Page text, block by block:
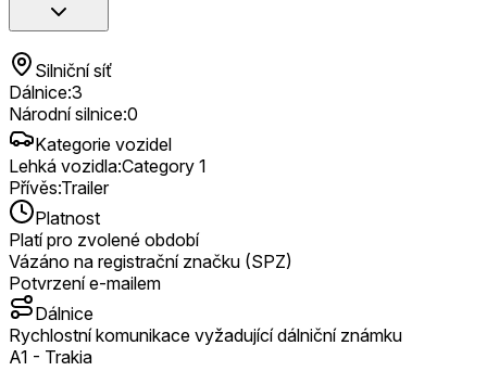
Silniční síť
Dálnice:3
Národní silnice:0
Kategorie vozidel
Lehká vozidla:Category 1
Přívěs:Trailer
Platnost
Platí pro zvolené období
Vázáno na registrační značku (SPZ)
Potvrzení e-mailem
Dálnice
Rychlostní komunikace vyžadující dálniční známku
A1 - Trakia